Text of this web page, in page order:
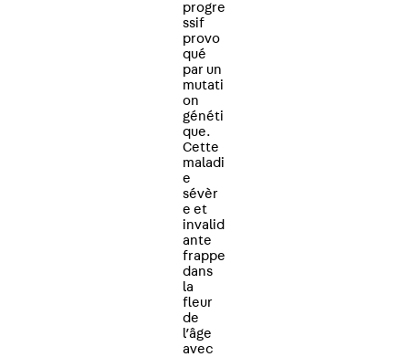
progre
ssif
provo
qué
par un
mutati
on
généti
que.
Cette
maladi
e
sévèr
e et
invalid
ante
frappe
dans
la
fleur
de
l’âge
avec